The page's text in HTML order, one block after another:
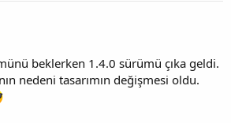
beklerken 1.4.0 sürümü çıka geldi.
nedeni tasarımın değişmesi oldu.